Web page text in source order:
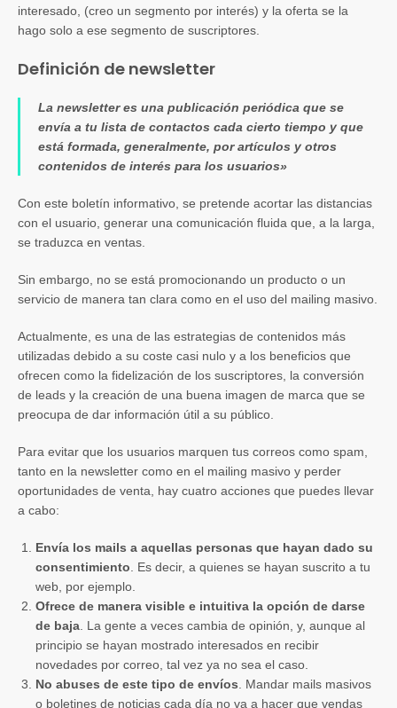
interesado, (creo un segmento por interés) y la oferta se la
hago solo a ese segmento de suscriptores.
Definición de newsletter
La newsletter es una publicación periódica que se
envía a tu lista de contactos cada cierto tiempo y que
está formada, generalmente, por artículos y otros
contenidos de interés para los usuarios»
Con este boletín informativo, se pretende acortar las distancias
con el usuario, generar una comunicación fluida que, a la larga,
se traduzca en ventas.
Sin embargo, no se está promocionando un producto o un
servicio de manera tan clara como en el uso del mailing masivo.
Actualmente, es una de las estrategias de contenidos más
utilizadas debido a su coste casi nulo y a los beneficios que
ofrecen como la fidelización de los suscriptores, la conversión
de leads y la creación de una buena imagen de marca que se
preocupa de dar información útil a su público.
Para evitar que los usuarios marquen tus correos como spam,
tanto en la newsletter como en el mailing masivo y perder
oportunidades de venta, hay cuatro acciones que puedes llevar
a cabo:
Envía los mails a aquellas personas que hayan dado su
consentimiento . Es decir, a quienes se hayan suscrito a tu
web, por ejemplo.
Ofrece de manera visible e intuitiva la opción de darse
de baja . La gente a veces cambia de opinión, y, aunque al
principio se hayan mostrado interesados en recibir
novedades por correo, tal vez ya no sea el caso.
No abuses de este tipo de envíos . Mandar mails masivos
o boletines de noticias cada día no va a hacer que vendas